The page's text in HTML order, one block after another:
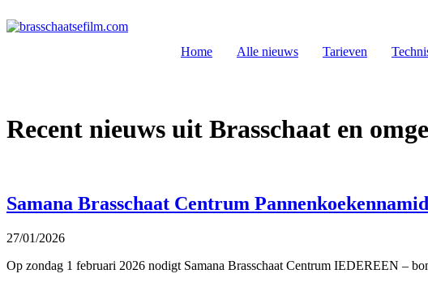
naar
Home Alle nieuws Tarieven
Recent nieuws uit Brasschaat en
Samana Brasschaat Centrum
27/01/2026
Op zondag 1 februari 2026 nodigt Samana Brasschaat Centrum IEDEREEN –